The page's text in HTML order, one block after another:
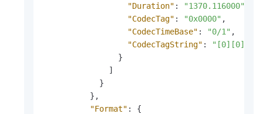
"Duration" : "1370.116000"
"CodecTag" : "0x0000" ,
"CodecTimeBase" : "0/1" ,
"CodecTagString" :
}
]
}
} ,
"Format" :
{